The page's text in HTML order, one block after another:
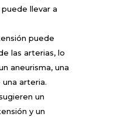
llevar a
puede
las arterias, lo
aneurisma, una
arteria.
un
y un